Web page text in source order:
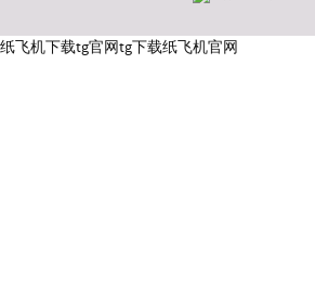
纸飞机下载tg官网tg下载纸飞机官网